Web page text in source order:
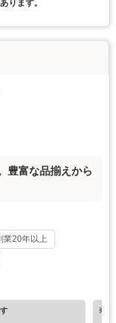
ります。
豊富な品揃えから
業20年以上
※ホ